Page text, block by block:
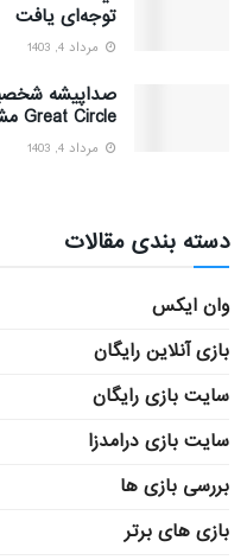
توجه‌ای یافت
مرداد 4, 1403
Great Circle مشخص شد
مرداد 4, 1403
دسته بندی مقالات
وان ایکس
بازی آنلاین رایگان
سایت بازی رایگان
سایت بازی درامدزا
بررسی بازی ها
بازی های برتر